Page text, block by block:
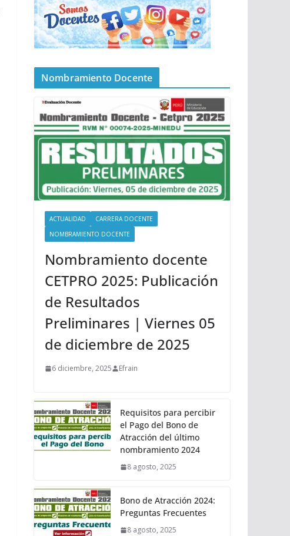
Nombramiento Docente
ACTUALIDAD
CARRERA DOCENTE
NOMBRAMIENTO DOCENTE
Nombramiento docente
CETPRO 2025: Publicación
de Resultados
Preliminares | Viernes 05
de diciembre de 2025
6 diciembre, 2025 Efrain
Requisitos para percibir
el Pago del Bono de
Atracción del último
nombramiento 2024
8 agosto, 2025
Bono de Atracción 2024:
Preguntas Frecuentes
8 agosto, 2025